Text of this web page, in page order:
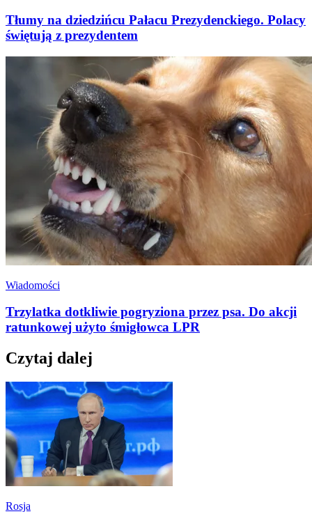
Tłumy na dziedzińcu Pałacu Prezydenckiego. Polacy
świętują z prezydentem
Wiadomości
Trzylatka dotkliwie pogryziona przez psa. Do akcji
ratunkowej użyto śmigłowca LPR
Czytaj dalej
Rosja